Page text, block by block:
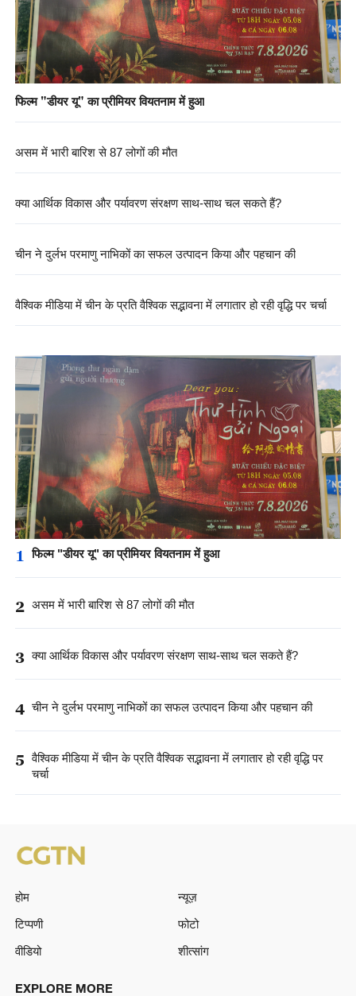
फिल्म "डीयर यू" का प्रीमियर वियतनाम में हुआ
असम में भारी बारिश से 87 लोगों की मौत
क्या आर्थिक विकास और पर्यावरण संरक्षण साथ-साथ चल सकते हैं?
चीन ने दुर्लभ परमाणु नाभिकों का सफल उत्पादन किया और पहचान की
वैश्विक मीडिया में चीन के प्रति वैश्विक सद्भावना में लगातार हो रही वृद्धि पर चर्चा
1 फिल्म "डीयर यू" का प्रीमियर वियतनाम में हुआ
2 असम में भारी बारिश से 87 लोगों की मौत
3 क्या आर्थिक विकास और पर्यावरण संरक्षण साथ-साथ चल सकते हैं?
4 चीन ने दुर्लभ परमाणु नाभिकों का सफल उत्पादन किया और पहचान की
5 वैश्विक मीडिया में चीन के प्रति वैश्विक सद्भावना में लगातार हो रही वृद्धि पर
चर्चा
होम
न्यूज़
टिप्पणी
फोटो
वीडियो
शीत्सांग
EXPLORE MORE